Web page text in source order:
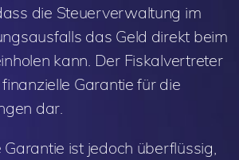
die Steuerverwaltung im
das Geld direkt beim
kann. Der Fiskalvertreter
Garantie für die
dar.
ist jedoch überflüssig,